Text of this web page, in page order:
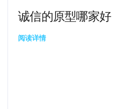
诚信的原型哪家好
阅读详情